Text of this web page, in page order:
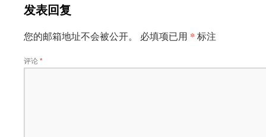
发表回复
您的邮箱地址不会被公开。 必填项已用 * 标注
评论*